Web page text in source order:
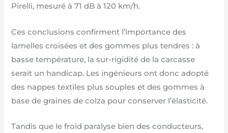
Pirelli, mesuré à 71 dB à 120 km/h.
Ces conclusions confirment l’importance des
lamelles croisées et des gommes plus tendres : à
basse température, la sur-rigidité de la carcasse
serait un handicap. Les ingénieurs ont donc adopté
des nappes textiles plus souples et des gommes à
base de graines de colza pour conserver l’élasticité.
Tandis que le froid paralyse bien des conducteurs,